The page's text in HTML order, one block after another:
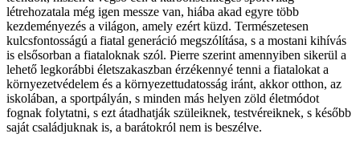
létrehozatala még igen messze van, hiába akad egyre több
kezdeményezés a világon, amely ezért küzd. Természetesen
kulcsfontosságú a fiatal generáció megszólítása, s a mostani kihívás
is elsősorban a fiataloknak szól. Pierre szerint amennyiben sikerül a
lehető legkorábbi életszakaszban érzékennyé tenni a fiatalokat a
környezetvédelem és a környezettudatosság iránt, akkor otthon, az
iskolában, a sportpályán, s minden más helyen zöld életmódot
fognak folytatni, s ezt átadhatják szüleiknek, testvéreiknek, s később
saját családjuknak is, a barátokról nem is beszélve.